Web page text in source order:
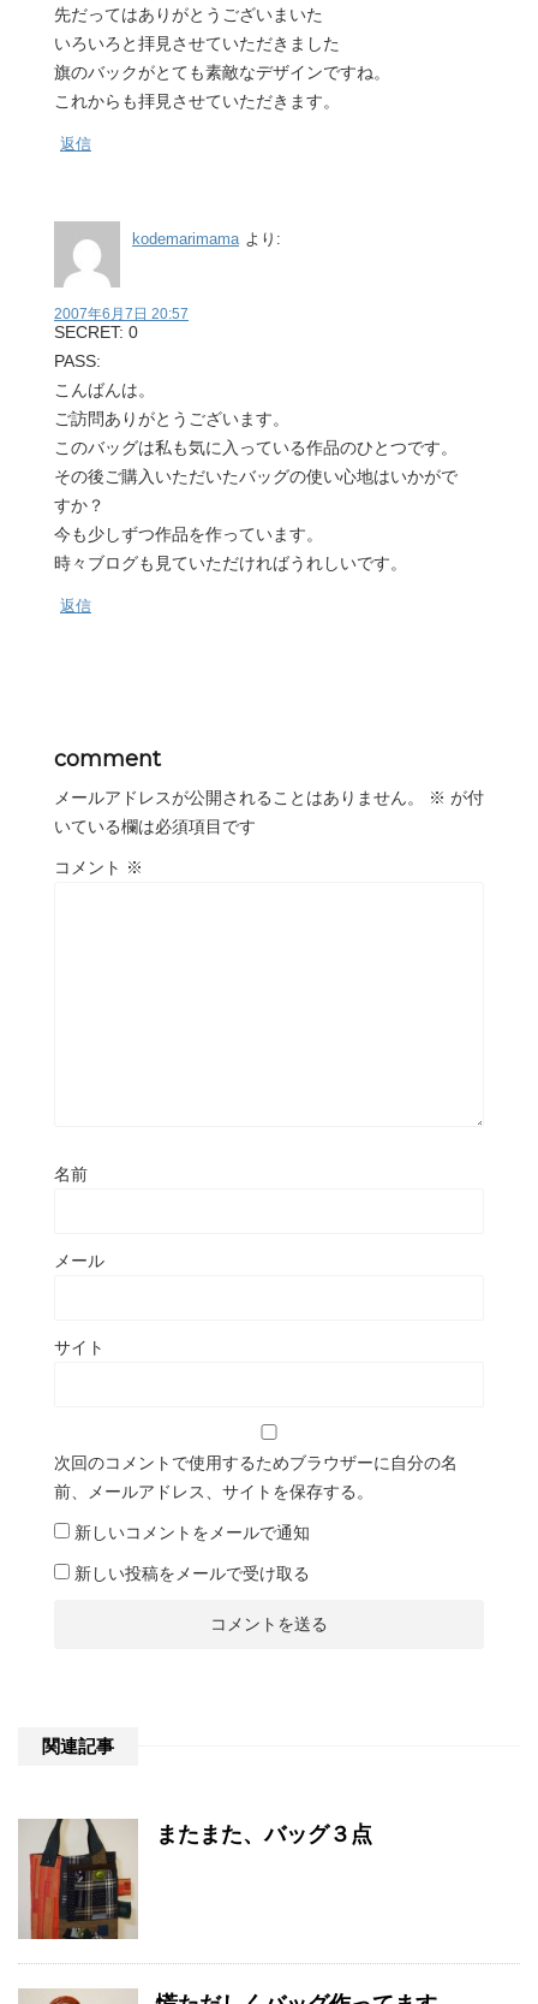
先だってはありがとうございまいた
いろいろと拝見させていただきました
旗のバックがとても素敵なデザインですね。
これからも拝見させていただきます。
返信
kodemarimama より:
2007年6月7日 20:57
SECRET: 0
PASS:
こんばんは。
ご訪問ありがとうございます。
このバッグは私も気に入っている作品のひとつです。
その後ご購入いただいたバッグの使い心地はいかがで
すか？
今も少しずつ作品を作っています。
時々ブログも見ていただければうれしいです。
返信
comment
メールアドレスが公開されることはありません。 ※ が付
いている欄は必須項目です
コメント ※
名前
メール
サイト
次回のコメントで使用するためブラウザーに自分の名
前、メールアドレス、サイトを保存する。
新しいコメントをメールで通知
新しい投稿をメールで受け取る
関連記事
またまた、バッグ３点